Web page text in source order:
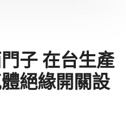
子 在台生產
絕緣開關設